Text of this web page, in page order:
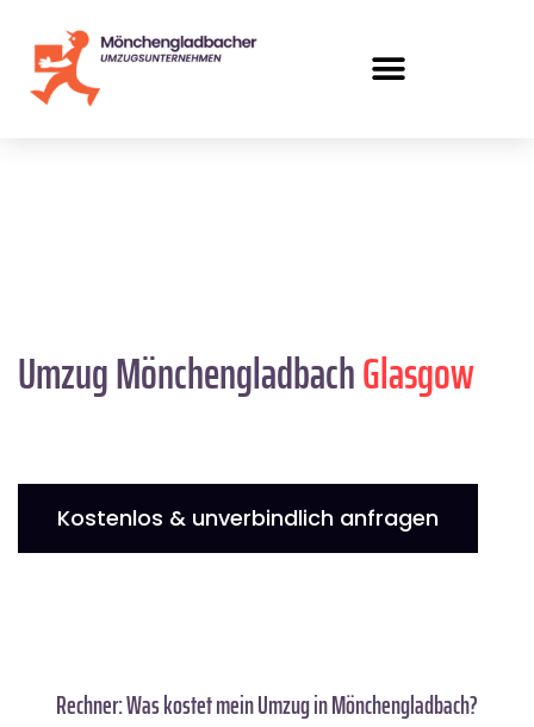
Umzug MönchengladbachGlasgow
Kostenlos & unverbindlich anfragen
Rechner: Was kostet mein Umzug in Mönchengladbach?